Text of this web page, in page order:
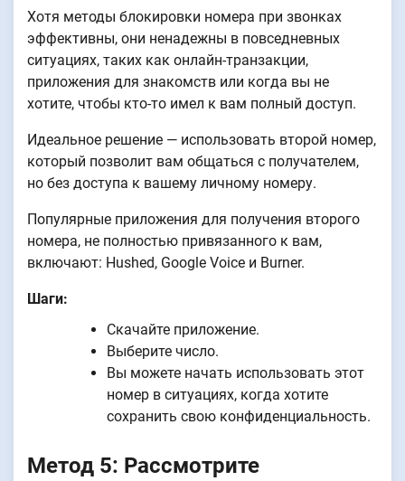
Хотя методы блокировки номера при звонках
эффективны, они ненадежны в повседневных
ситуациях, таких как онлайн-транзакции,
приложения для знакомств или когда вы не
хотите, чтобы кто-то имел к вам полный доступ.
Идеальное решение — использовать второй номер,
который позволит вам общаться с получателем,
но без доступа к вашему личному номеру.
Популярные приложения для получения второго
номера, не полностью привязанного к вам,
включают: Hushed, Google Voice и Burner.
Шаги:
Скачайте приложение.
Выберите число.
Вы можете начать использовать этот
номер в ситуациях, когда хотите
сохранить свою конфиденциальность.
Метод 5: Рассмотрите